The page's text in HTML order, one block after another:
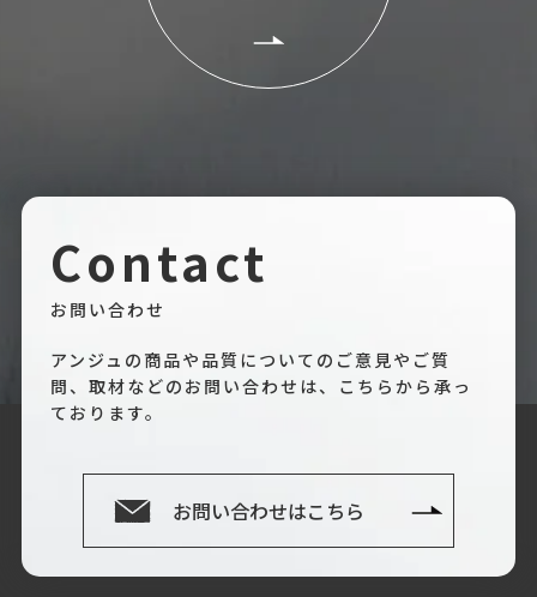
Contact
お問い合わせ
アンジュの商品や品質についてのご意見やご質
問、取材などのお問い合わせは、こちらから承っ
ております。
お問い合わせはこちら